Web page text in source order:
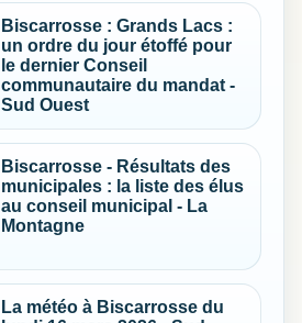
Biscarrosse : Grands Lacs :
un ordre du jour étoffé pour
le dernier Conseil
communautaire du mandat -
Sud Ouest
Biscarrosse - Résultats des
municipales : la liste des élus
au conseil municipal - La
Montagne
La météo à Biscarrosse du